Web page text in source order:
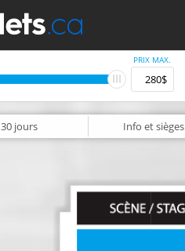
PRIX MAX.
30 jours Info et sièges